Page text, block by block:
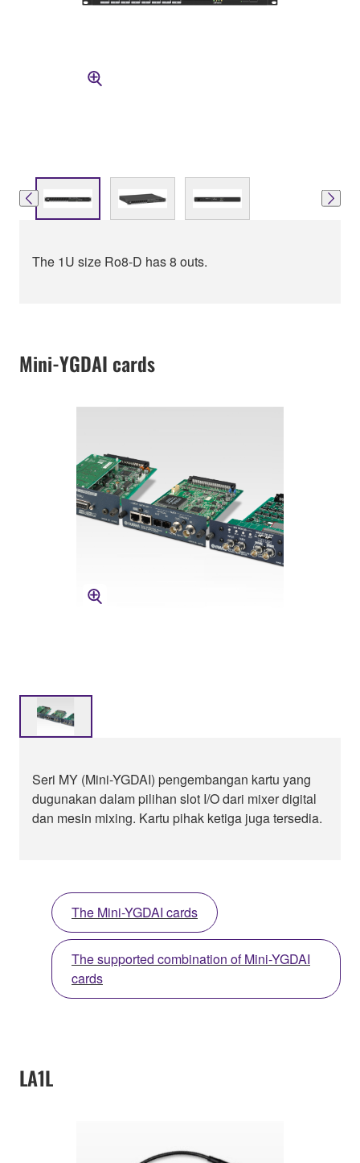
The 1U size Ro8-D has 8 outs.
Mini-YGDAI cards
Seri MY (Mini-YGDAI) pengembangan kartu yang
dugunakan dalam pilihan slot I/O dari mixer digital
dan mesin mixing. Kartu pihak ketiga juga tersedia.
The Mini-YGDAI cards
The supported combination of Mini-YGDAI
cards
LA1L